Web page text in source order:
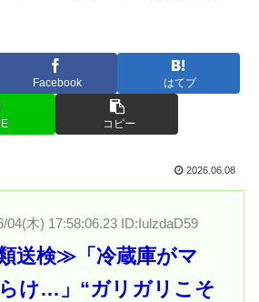
Facebook はてブ
コピー
2026.06.08
04(木) 17:58:06.23 ID:IulzdaD59
送検≫「冷蔵庫がマ
け…」“ガリガリこそ